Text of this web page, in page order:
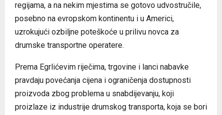
regijama, a na nekim mjestima se gotovo udvostručile,
posebno na evropskom kontinentu i u Americi,
uzrokujući ozbiljne poteškoće u prilivu novca za
drumske transportne operatere.
Prema Egrlićevim riječima, trgovine i lanci nabavke
pravdaju povećanja cijena i ograničenja dostupnosti
proizvoda zbog problema u snabdijevanju, koji
proizlaze iz industrije drumskog transporta, koja se bori